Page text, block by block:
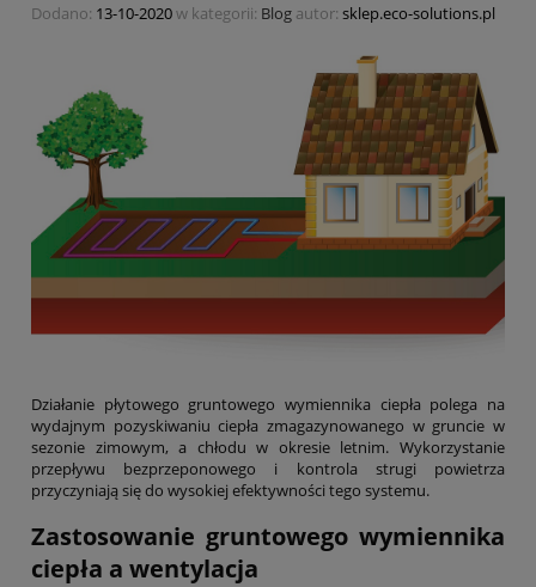
Dodano: 13-10-2020w kategorii: Blog autor: sklep.eco-solutions.pl
Działanie płytowego gruntowego wymiennika ciepła polega na
wydajnym pozyskiwaniu ciepła zmagazynowanego w gruncie w
sezonie zimowym, a chłodu w okresie letnim. Wykorzystanie
przepływu bezprzeponowego i kontrola strugi powietrza
przyczyniają się do wysokiej efektywności tego systemu.
Zastosowanie gruntowego wymiennika
ciepła a wentylacja